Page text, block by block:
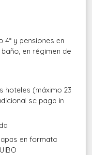
4* y pensiones en
en régimen de
hoteles (máximo 23
se paga in
en formato